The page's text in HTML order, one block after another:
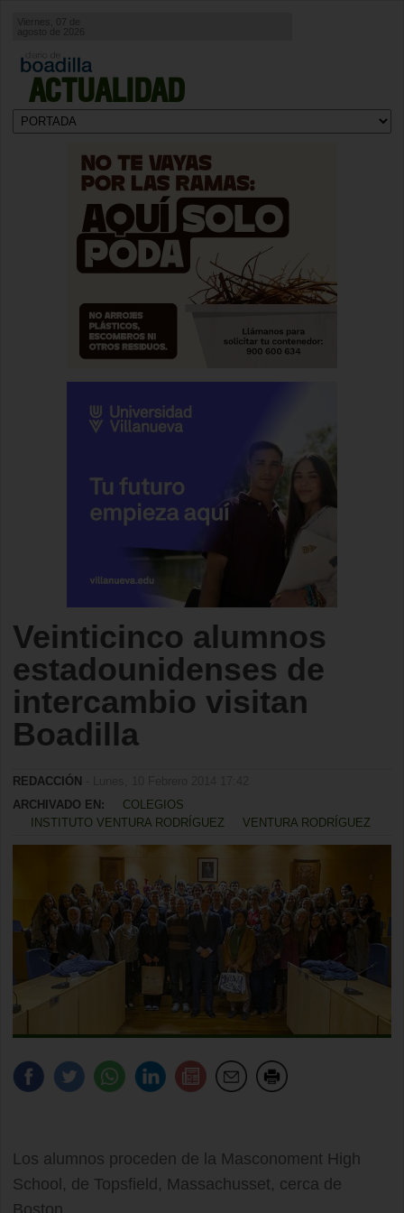
ACTUALIDAD
agosto de 2026
Veinticinco alumnos
estadounidenses de
intercambio visitan
Boadilla
REDACCIÓN
ARCHIVADO EN:
COLEGIOS
INSTITUTO VENTURA RODRÍGUEZ
VENTURA RODRÍGUEZ
Los alumnos proceden de la Masconoment High
School, de Topsfield, Massachusset, cerca de
Boston